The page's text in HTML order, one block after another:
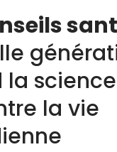
la science
la vie